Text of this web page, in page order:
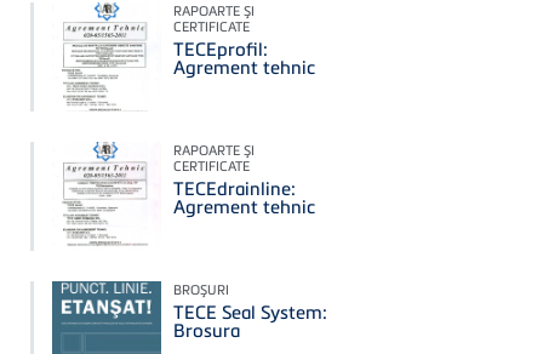
RAPOARTE ŞI
CERTIFICATE
TECEprofil:
Agrement tehnic
RAPOARTE ŞI
CERTIFICATE
TECEdrainline:
Agrement tehnic
BROŞURI
TECE Seal System:
Brosura